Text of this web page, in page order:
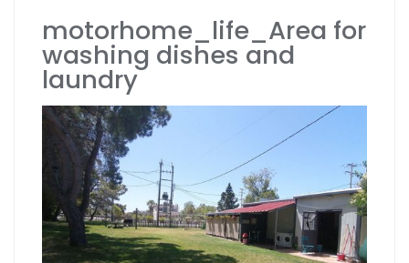
motorhome_life_Area for
washing dishes and
laundry